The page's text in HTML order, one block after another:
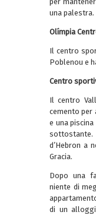
una palestra.
Olímpia
Il centro
Poblenou e
Centro
Il centro
cemento per
e una
sottostante.
d’Hebron a
Gracia.
Dopo una
niente di
di un